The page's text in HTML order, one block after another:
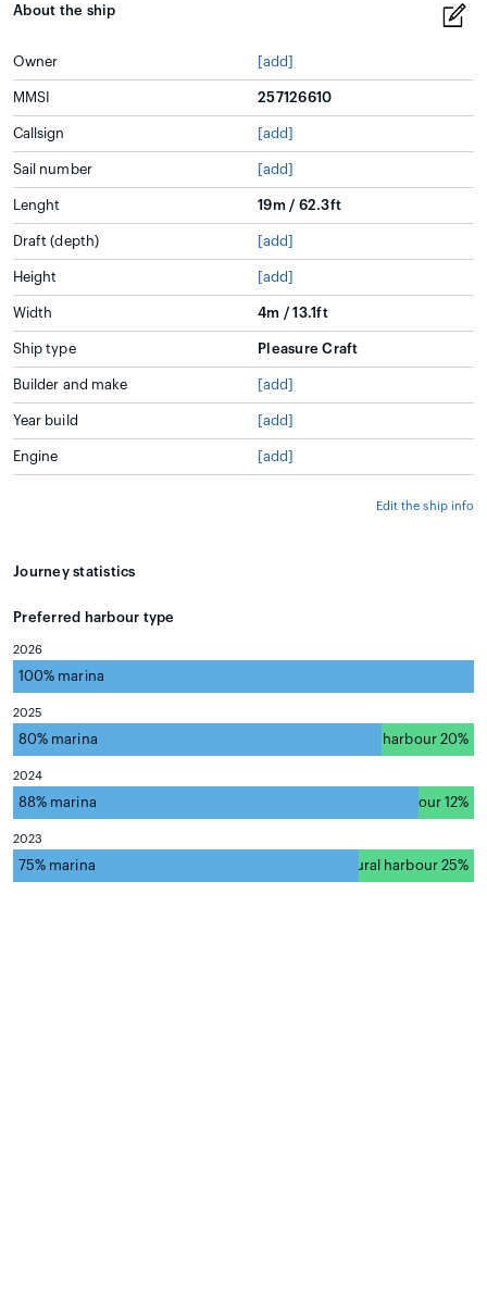
About the ship
Owner [add]
MMSI 257126610
Callsign [add]
Sail number [add]
Lenght 19m / 62.3ft
Draft (depth) [add]
Height [add]
Width 4m / 13.1ft
Ship type Pleasure Craft
Builder and make [add]
Year build [add]
Engine [add]
Edit the ship info
Journey statistics
Preferred harbour type
2026
100% marina
2025
80% marina natural harbour 20%
2024
88% marina natural harbour 12%
2023
75% marina natural harbour 25%